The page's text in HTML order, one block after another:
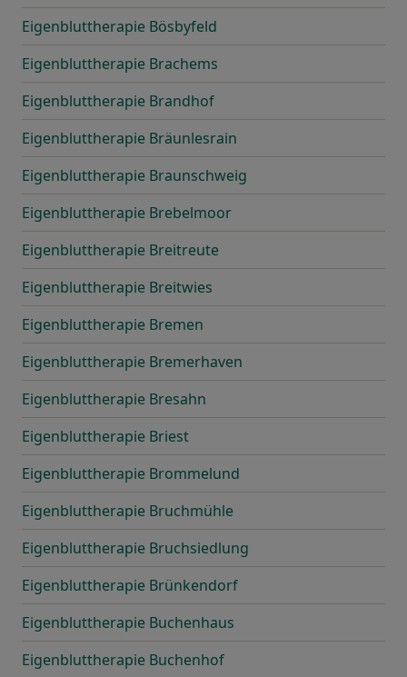
Eigenbluttherapie Bösbyfeld
Eigenbluttherapie Brachems
Eigenbluttherapie Brandhof
Eigenbluttherapie Bräunlesrain
Eigenbluttherapie Braunschweig
Eigenbluttherapie Brebelmoor
Eigenbluttherapie Breitreute
Eigenbluttherapie Breitwies
Eigenbluttherapie Bremen
Eigenbluttherapie Bremerhaven
Eigenbluttherapie Bresahn
Eigenbluttherapie Briest
Eigenbluttherapie Brommelund
Eigenbluttherapie Bruchmühle
Eigenbluttherapie Bruchsiedlung
Eigenbluttherapie Brünkendorf
Eigenbluttherapie Buchenhaus
Eigenbluttherapie Buchenhof